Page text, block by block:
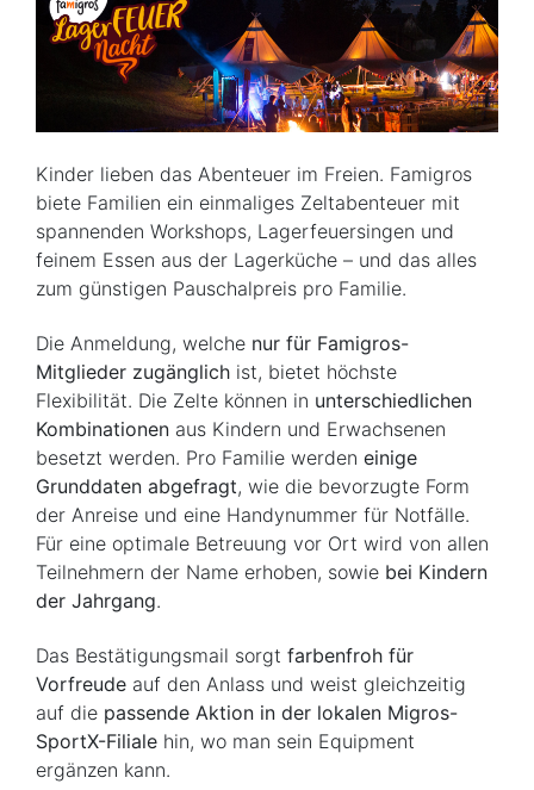
Kinder lieben das Abenteuer im Freien. Famigros
biete Familien ein einmaliges Zeltabenteuer mit
spannenden Workshops, Lagerfeuersingen und
feinem Essen aus der Lagerküche – und das alles
zum günstigen Pauschalpreis pro Familie.
Die Anmeldung, welche nur für Famigros-
Mitglieder zugänglich ist, bietet höchste
Flexibilität. Die Zelte können in unterschiedlichen
Kombinationen aus Kindern und Erwachsenen
besetzt werden. Pro Familie werden einige
Grunddaten abgefragt, wie die bevorzugte Form
der Anreise und eine Handynummer für Notfälle.
Für eine optimale Betreuung vor Ort wird von allen
Teilnehmern der Name erhoben, sowie bei Kindern
der Jahrgang.
Das Bestätigungsmail sorgt farbenfroh für
Vorfreude auf den Anlass und weist gleichzeitig
auf die passende Aktion in der lokalen Migros-
SportX-Filiale hin, wo man sein Equipment
ergänzen kann.